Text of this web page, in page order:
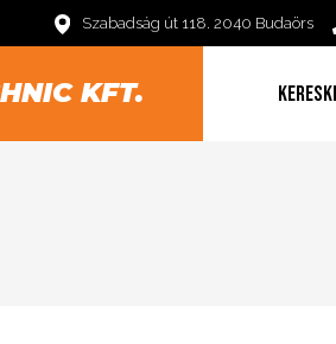
Szabadság út 118. 2040 Budaörs
KFT.